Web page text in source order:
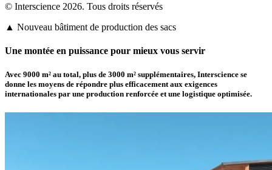
© Interscience 2026. Tous droits réservés
▲ Nouveau bâtiment de production des sacs
Une montée en puissance pour mieux vous servir
Avec 9000 m² au total, plus de 3000 m² supplémentaires, Interscience se
donne les moyens de répondre plus efficacement aux exigences
internationales par une production renforcée et une logistique optimisée.